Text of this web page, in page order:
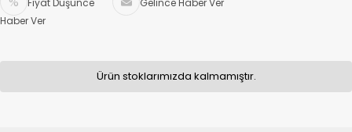
Fiyat Düşünce
Haber Ver
Gelince Haber Ver
Ürün stoklarımızda kalmamıştır.